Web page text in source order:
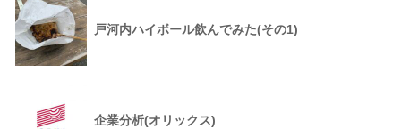
戸河内ハイボール飲んでみた(その1)
企業分析(オリックス)